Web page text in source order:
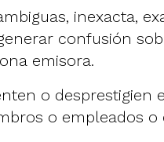
inexacta,
confusión
emisora.
o desprestigien
o empleados o